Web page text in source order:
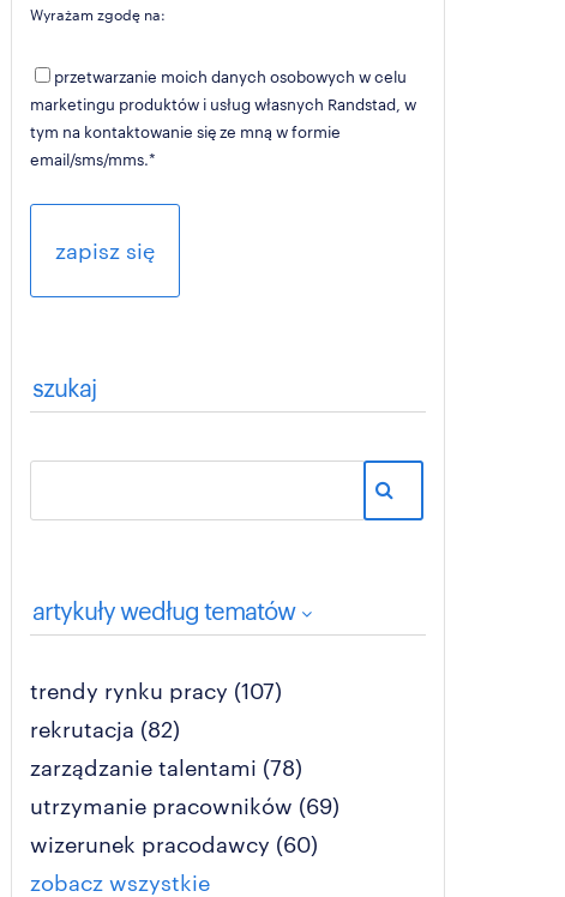
Wyrażam zgodę na:
przetwarzanie moich danych osobowych w celu
marketingu produktów i usług własnych Randstad, w
tym na kontaktowanie się ze mną w formie
email/sms/mms.*
szukaj
artykuły według tematów
trendy rynku pracy (107)
rekrutacja (82)
zarządzanie talentami (78)
utrzymanie pracowników (69)
wizerunek pracodawcy (60)
zobacz wszystkie